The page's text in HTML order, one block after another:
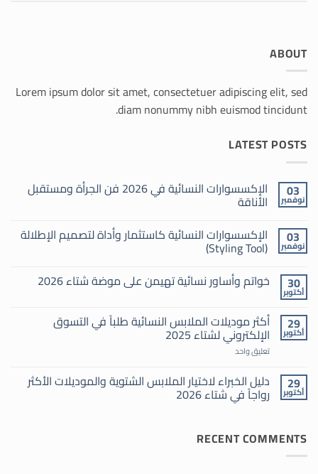
ABOUT
Lorem ipsum dolor sit amet, consectetuer adipiscing elit, sed
diam nonummy nibh euismod tincidunt.
LATEST POSTS
03
نوفمبر
الإكسسوارات النسائية في 2026 فن الجرأة ومستقبل
الأناقة
تعليقات
على
الإكسسوارات
2026
فن
الأناقة
03
نوفمبر
الإكسسوارات النسائية كاستثمار وأداة لتصميم الإطلالة
(Styling Tool)
تعليقات
على
كاستثمار
وأداة
لتصميم
الإطلالة
(Styling
30
أكتوبر
خواتم وأساور نسائية تهيمن على موضة شتاء 2026
تعليقات
على
خواتم
وأساور
نسائية
تهيمن
موضة
شتاء
2026
29
أكتوبر
أكثر موديلات الملابس النسائية طلباً في التسوق
الإلكتروني لشتاء 2025
تعليق واحدعلى
أكثر
الملابس
النسائية
طلباً
في
لشتاء
2025
29
أكتوبر
دليل الخبراء لاختيار الملابس الشتوية والموديلات الأكثر
رواجاً في شتاء 2026
على
دليل
RECENT COMMENTS